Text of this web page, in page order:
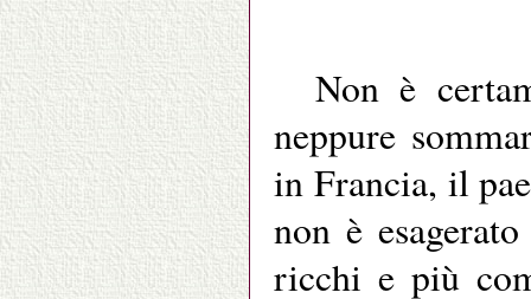
Non è
neppure
in Francia, il
non è
ricchi e più